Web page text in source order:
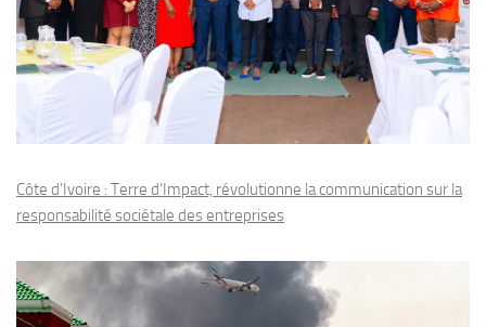
Côte d’Ivoire : Terre d’Impact, révolutionne la communication sur la
responsabilité sociétale des entreprises